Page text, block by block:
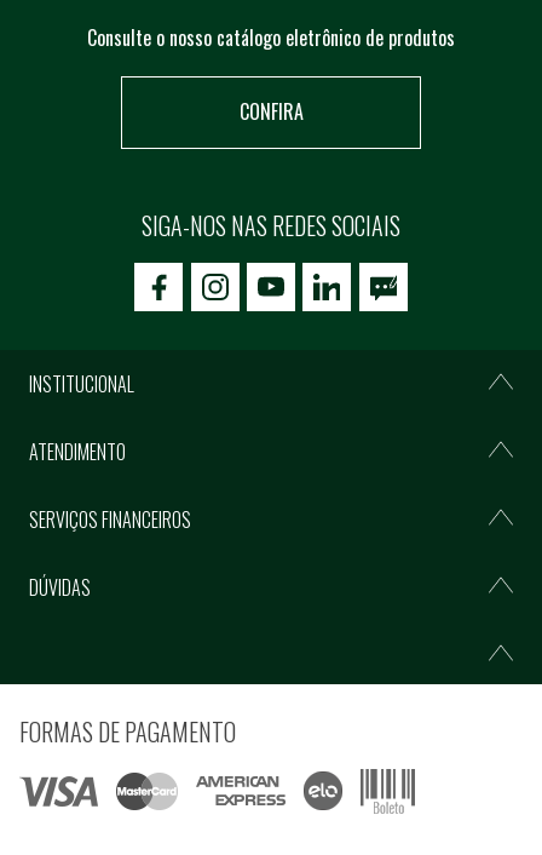
Consulte o nosso catálogo eletrônico de produtos
CONFIRA
SIGA-NOS NAS REDES SOCIAIS
icon-facebookicon-social02icon-social03
INSTITUCIONAL
ATENDIMENTO
SERVIÇOS FINANCEIROS
DÚVIDAS
FORMAS DE PAGAMENTO